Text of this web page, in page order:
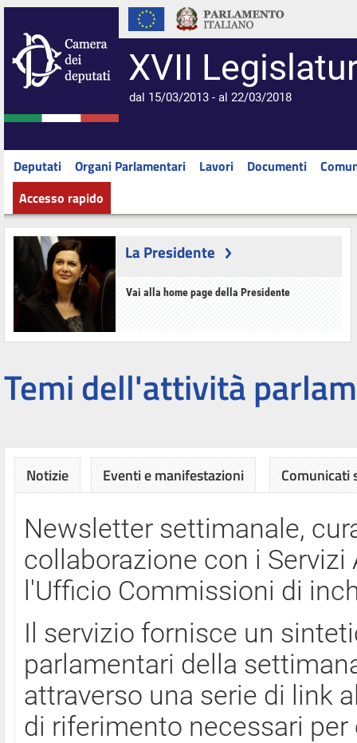
XVII
dal 15/03/2013 - al 22/03/2018
Deputati Organi Parlamentari Lavori Documenti
Accesso rapido
La Presidente
Vai alla home page della Presidente
Temi dell'attività
Notizie Eventi e manifestazioni Comunicati
Newsletter settimanale,
collaborazione con i
l'Ufficio Commissioni di
Il servizio fornisce un
parlamentari della
attraverso una serie di link
di riferimento necessari